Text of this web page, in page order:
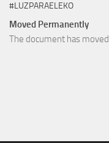
#LUZPARAELEKO
Moved Permanently
The document has moved